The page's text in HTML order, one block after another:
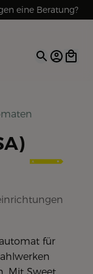
eine Beratung?
& Service
Open
für